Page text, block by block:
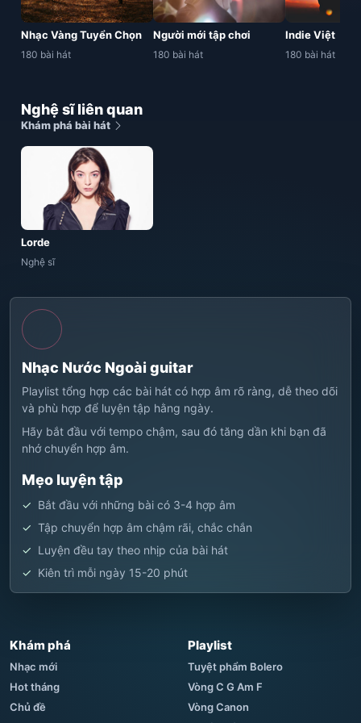
Nhạc Vàng Tuyển Chọn
180 bài hát
Người mới tập chơi
180 bài hát
Indie Việt
180 bài hát
Nghệ sĩ liên quan
Khám phá bài hát
Lorde
Nghệ sĩ
Nhạc Nước Ngoài guitar
Playlist tổng hợp các bài hát có hợp âm rõ ràng, dễ theo dõi
và phù hợp để luyện tập hằng ngày.
Hãy bắt đầu với tempo chậm, sau đó tăng dần khi bạn đã
nhớ chuyển hợp âm.
Mẹo luyện tập
Bắt đầu với những bài có 3-4 hợp âm
Tập chuyển hợp âm chậm rãi, chắc chắn
Luyện đều tay theo nhịp của bài hát
Kiên trì mỗi ngày 15-20 phút
Khám phá
Nhạc mới
Hot tháng
Chủ đề
Playlist
Tuyệt phẩm Bolero
Vòng C G Am F
Vòng Canon